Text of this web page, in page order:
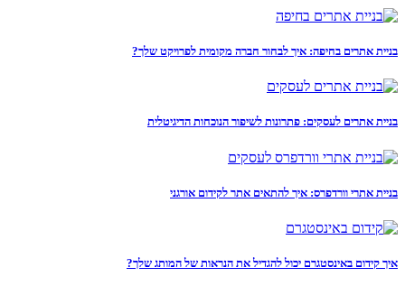
בניית אתרים בחיפה: איך לבחור חברה מקומית לפרויקט שלך?
בניית אתרים לעסקים: פתרונות לשיפור הנוכחות הדיגיטלית
בניית אתרי וורדפרס: איך להתאים אתר לקידום אורגני
איך קידום באינסטגרם יכול להגדיל את הנראות של המותג שלך?